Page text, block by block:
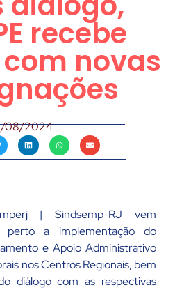
recebe
novas
08/2024
| Sindsemp-RJ vem
perto a implementação do
e Apoio Administrativo
nos Centros Regionais, bem
diálogo com as respectivas